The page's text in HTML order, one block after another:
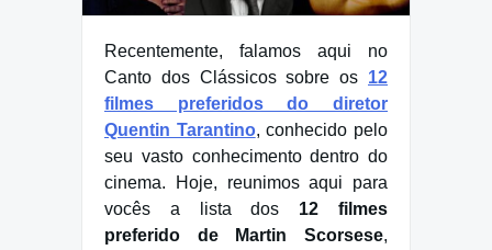
Recentemente, falamos aqui no
Canto dos Clássicos sobre os 12
filmes preferidos do diretor
Quentin Tarantino, conhecido pelo
seu vasto conhecimento dentro do
cinema. Hoje, reunimos aqui para
vocês a lista dos 12 filmes
preferido de Martin Scorsese,